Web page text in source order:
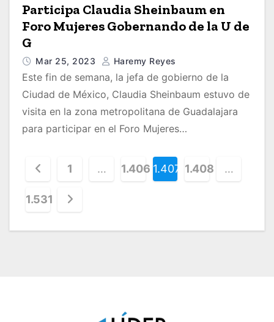
Participa Claudia Sheinbaum en
Foro Mujeres Gobernando de la U de
G
Mar 25, 2023 Haremy Reyes
Este fin de semana, la jefa de gobierno de la
Ciudad de México, Claudia Sheinbaum estuvo de
visita en la zona metropolitana de Guadalajara
para participar en el Foro Mujeres…
a
g
1 … 1.406 1.407 1.408 …
1.531